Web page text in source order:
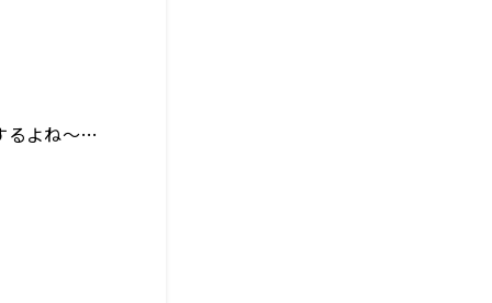
るよね～…